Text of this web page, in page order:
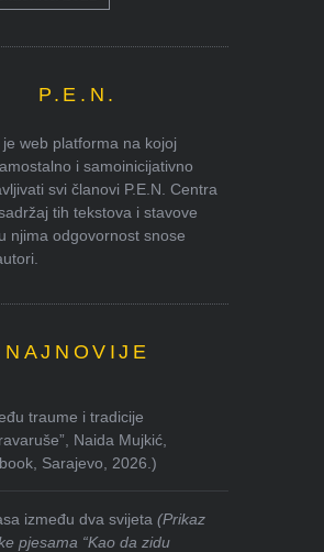
P.E.N.
web platforma na kojoj
i samoinicijativno
svi članovi P.E.N. Centra
tih tekstova i stavove
njima odgovornost snose
NAJNOVIJE
traume i tradicije
Naida Mujkić,
Sarajevo, 2026.)
između dva svijeta(Prikaz
pjesama “Kao da zidu